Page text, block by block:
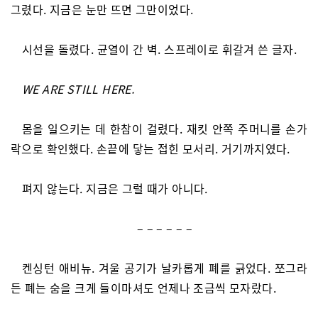
그렸다. 지금은 눈만 뜨면 그만이었다.
시선을 돌렸다. 균열이 간 벽. 스프레이로 휘갈겨 쓴 글자.
WE ARE STILL HERE.
몸을 일으키는 데 한참이 걸렸다. 재킷 안쪽 주머니를 손가
락으로 확인했다. 손끝에 닿는 접힌 모서리. 거기까지였다.
펴지 않는다. 지금은 그럴 때가 아니다.
– – – – – –
켄싱턴 애비뉴. 겨울 공기가 날카롭게 폐를 긁었다. 쪼그라
든 폐는 숨을 크게 들이마셔도 언제나 조금씩 모자랐다.